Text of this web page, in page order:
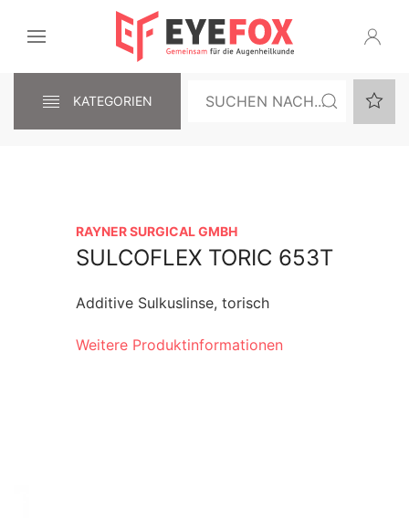
KATEGORIEN
RAYNER SURGICAL GMBH
SULCOFLEX TORIC 653T
Additive Sulkuslinse, torisch
Weitere Produktinformationen